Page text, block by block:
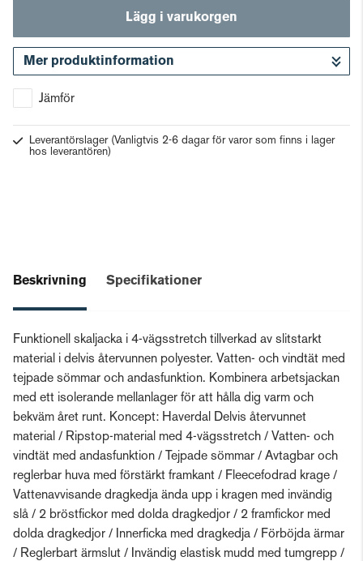
Lägg i varukorgen
Mer produktinformation
Jämför
Leverantörslager (Vanligtvis 2-6 dagar för varor som finns i lager
hos leverantören)
Beskrivning Specifikationer
Funktionell skaljacka i 4-vägsstretch tillverkad av slitstarkt
material i delvis återvunnen polyester. Vatten- och vindtät med
tejpade sömmar och andasfunktion. Kombinera arbetsjackan
med ett isolerande mellanlager för att hålla dig varm och
bekväm året runt. Koncept: Haverdal Delvis återvunnet
material / Ripstop-material med 4-vägsstretch / Vatten- och
vindtät med andasfunktion / Tejpade sömmar / Avtagbar och
reglerbar huva med förstärkt framkant / Fleecefodrad krage /
Vattenavvisande dragkedja ända upp i kragen med invändig
slå / 2 bröstfickor med dolda dragkedjor / 2 framfickor med
dolda dragkedjor / Innerficka med dragkedja / Förböjda ärmar
/ Reglerbart ärmslut / Invändig elastisk mudd med tumgrepp /